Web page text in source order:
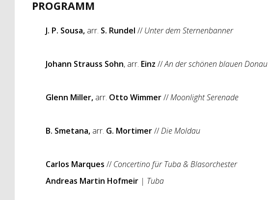
PROGRAMM
J. P. Sousa,arr. S. Rundel //Unter dem Sternenbanner
Johann Strauss Sohn, arr. Einz //An der schönen blauen Donau
Glenn Miller, arr. Otto Wimmer//Moonlight Serenade
B. Smetana, arr. G. Mortimer//Die Moldau
Carlos Marques //Concertino für Tuba & Blasorchester
Andreas Martin Hofmeir| Tuba